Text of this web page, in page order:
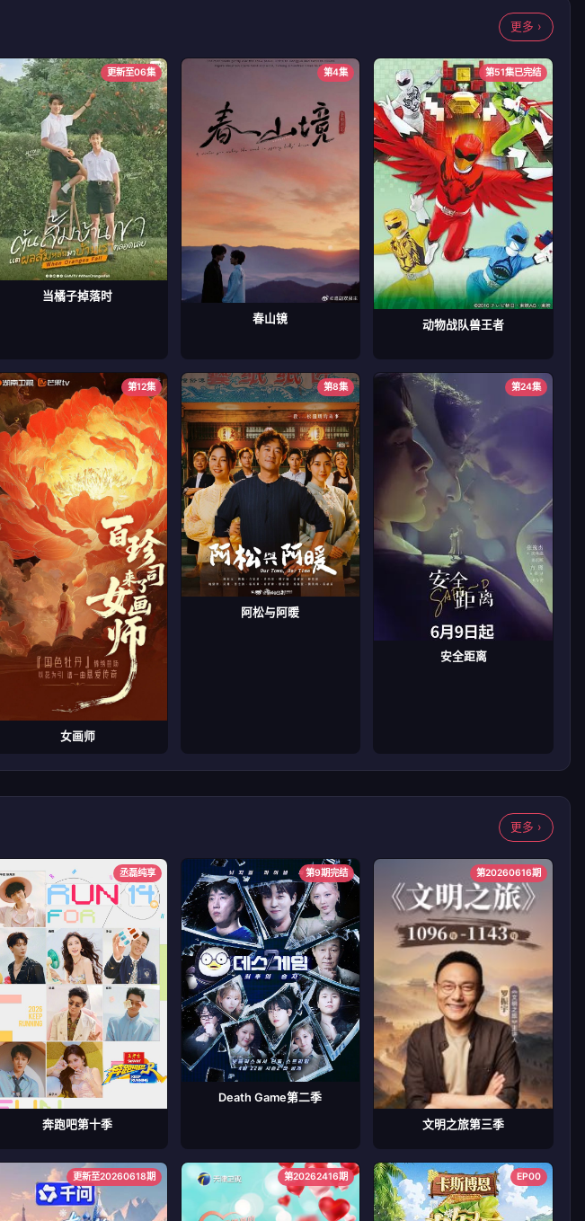
更多 ›
更新至06集
当橘子掉落时
第4集
春山镜
第51集已完结
动物战队兽王者
第12集
女画师
第8集
阿松与阿暖
第24集
安全距离
更多 ›
丞磊纯享
奔跑吧第十季
第9期完结
Death Game第二季
第20260616期
文明之旅第三季
更新至20260618期 第20262416期 EP00